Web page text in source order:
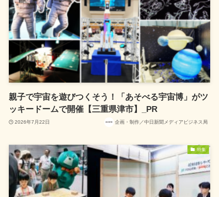
親子で宇宙を遊びつくそう！「あそべる宇宙博」がツ
ッキードームで開催【三重県津市】_PR
2026年7月22日 企画・制作／中日新聞メディアビジネス局
特集